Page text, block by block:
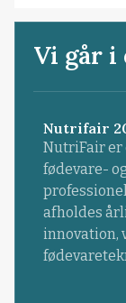
Vi går i
Nutrifair
NutriFair er
fødevare-
afholdes
innovation,